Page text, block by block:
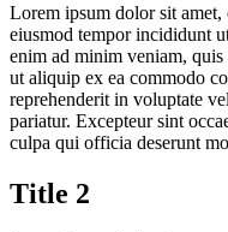
Lorem ipsum dolor sit amet,
eiusmod tempor incididunt
enim ad minim veniam,
ut aliquip ex ea commodo
reprehenderit in voluptate
pariatur. Excepteur sint
culpa qui officia deserunt
Title 2